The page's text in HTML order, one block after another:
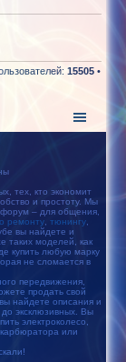
15505 •
тех, кто экономит
и простоту. Мы
– для общения,
ремонту тюнингу
вы найдете и
таких моделей, как
купить любую марку
не сломается в
передвижения,
продать свой
найдете описания и
до эксклюзивных. Вы
электроколесо,
или